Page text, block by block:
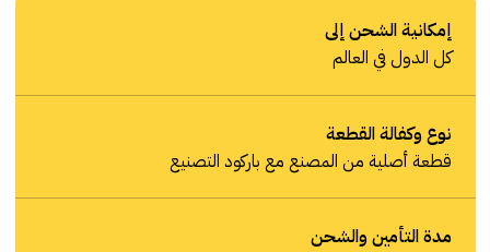
إمكانية الشحن إلى
كل الدول في العالم
نوع وكفالة القطعة
قطعة أصلية من المصنع مع باركود التصنيع
مدة التأمين والشحن